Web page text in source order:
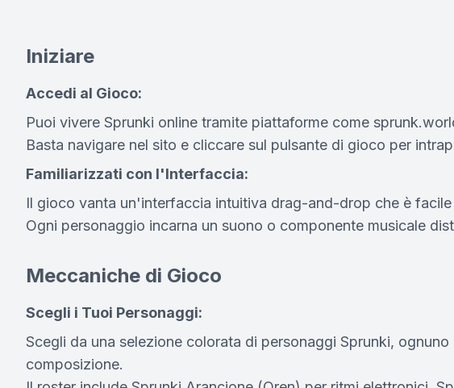
Iniziare
Accedi al Gioco:
Puoi vivere Sprunki online tramite piattaforme come
Basta navigare nel sito e cliccare sul pulsante di gioco per
Familiarizzati con l'Interfaccia:
Il gioco vanta un'interfaccia intuitiva drag-and-drop che è facile
Ogni personaggio incarna un suono o componente musicale
Meccaniche di Gioco
Scegli i Tuoi Personaggi:
Scegli da una selezione colorata di personaggi Sprunki,
composizione.